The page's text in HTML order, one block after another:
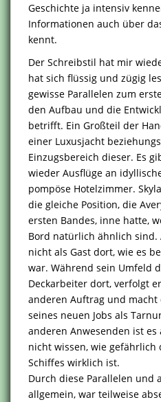
Geschichte ja intensiv
Informationen auch über
kennt.
Der Schreibstil hat mir
hat sich flüssig und zügig
gewisse Parallelen zum
den Aufbau und die
betrifft. Ein Großteil der
einer Luxusjacht
Einzugsbereich dieser. Es
wieder Ausflüge an
pompöse Hotelzimmer.
die gleiche Position, die
ersten Bandes, inne hatte,
Bord natürlich ähnlich sind.
nicht als Gast dort, wie es
war. Während sein Umfeld
Deckarbeiter dort, verfolgt
anderen Auftrag und
seines neuen Jobs als
anderen Anwesenden ist es
nicht wissen, wie gefährlich
Schiffes wirklich ist.
Durch diese Parallelen und
allgemein, war teilweise